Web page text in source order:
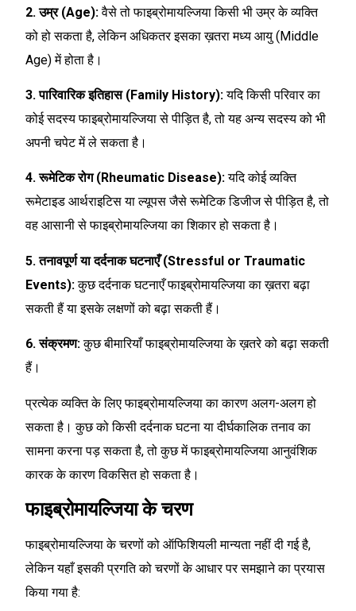
2. उम्र (Age):वैसे तो फाइब्रोमायल्जिया किसी भी उम्र के व्यक्ति
को हो सकता है, लेकिन अधिकतर इसका ख़तरा मध्य आयु (Middle
Age) में होता है।
3. पारिवारिक इतिहास (Family History):यदि किसी परिवार का
कोई सदस्य फाइब्रोमायल्जिया से पीड़ित है, तो यह अन्य सदस्य को भी
अपनी चपेट में ले सकता है।
4. रूमेटिक रोग (Rheumatic Disease):यदि कोई व्यक्ति
रूमेटाइड आर्थराइटिस या ल्यूपस जैसे रूमेटिक डिजीज से पीड़ित है, तो
वह आसानी से फाइब्रोमायल्जिया का शिकार हो सकता है।
5. तनावपूर्ण या दर्दनाक घटनाएँ (Stressful or Traumatic
Events):कुछ दर्दनाक घटनाएँ फाइब्रोमायल्जिया का ख़तरा बढ़ा
सकती हैं या इसके लक्षणों को बढ़ा सकती हैं।
6. संक्रमण:कुछ बीमारियाँ फाइब्रोमायल्जिया के ख़तरे को बढ़ा सकती
हैं।
प्रत्येक व्यक्ति के लिए फाइब्रोमायल्जिया का कारण अलग-अलग हो
सकता है। कुछ को किसी दर्दनाक घटना या दीर्घकालिक तनाव का
सामना करना पड़ सकता है, तो कुछ में फाइब्रोमायल्जिया आनुवंशिक
कारक के कारण विकसित हो सकता है।
फाइब्रोमायल्जिया के चरण
फाइब्रोमायल्जिया के चरणों को ऑफिशियली मान्यता नहीं दी गई है,
लेकिन यहाँ इसकी प्रगति को चरणों के आधार पर समझाने का प्रयास
किया गया है: